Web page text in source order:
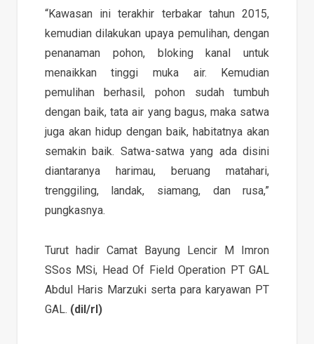
“Kawasan ini terakhir terbakar tahun 2015,
kemudian dilakukan upaya pemulihan, dengan
penanaman pohon, bloking kanal untuk
menaikkan tinggi muka air. Kemudian
pemulihan berhasil, pohon sudah tumbuh
dengan baik, tata air yang bagus, maka satwa
juga akan hidup dengan baik, habitatnya akan
semakin baik. Satwa-satwa yang ada disini
diantaranya harimau, beruang matahari,
trenggiling, landak, siamang, dan rusa,”
pungkasnya.
Turut hadir Camat Bayung Lencir M Imron
SSos MSi, Head Of Field Operation PT GAL
Abdul Haris Marzuki serta para karyawan PT
GAL. (dil/rl)